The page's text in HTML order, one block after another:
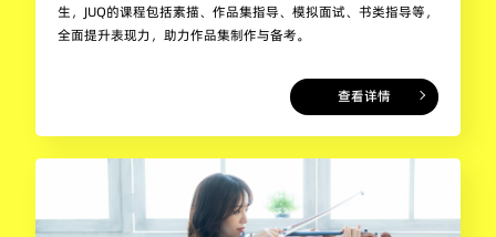
生，JUQ的课程包括素描、作品集指导、模拟面试、书类指导等，
全面提升表现力，助力作品集制作与备考。
查看详情